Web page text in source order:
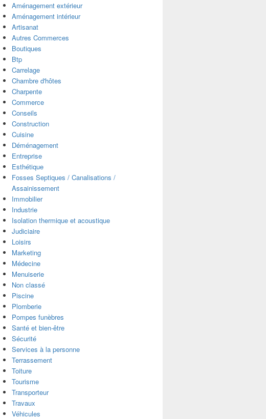
Aménagement extérieur
Aménagement intérieur
Artisanat
Autres Commerces
Boutiques
Btp
Carrelage
Chambre d'hôtes
Charpente
Commerce
Conseils
Construction
Cuisine
Déménagement
Entreprise
Esthétique
Fosses Septiques / Canalisations /
Assainissement
Immobilier
Industrie
Isolation thermique et acoustique
Judiciaire
Loisirs
Marketing
Médecine
Menuiserie
Non classé
Piscine
Plomberie
Pompes funèbres
Santé et bien-être
Sécurité
Services à la personne
Terrassement
Toiture
Tourisme
Transporteur
Travaux
Véhicules